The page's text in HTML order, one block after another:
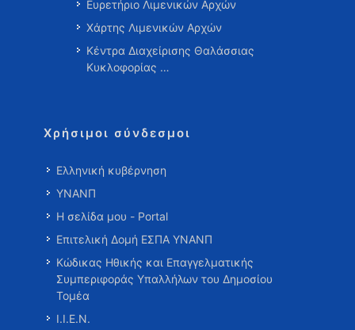
Ευρετήριο Λιμενικών Αρχών
Χάρτης Λιμενικών Αρχών
Κέντρα Διαχείρισης Θαλάσσιας
Κυκλοφορίας …
Χρήσιμοι σύνδεσμοι
Ελληνική κυβέρνηση
ΥΝΑΝΠ
Η σελίδα μου - Portal
Επιτελική Δομή ΕΣΠΑ ΥΝΑΝΠ
Κώδικας Ηθικής και Επαγγελματικής
Συμπεριφοράς Υπαλλήλων του Δημοσίου
Τομέα
Ι.Ι.Ε.Ν.